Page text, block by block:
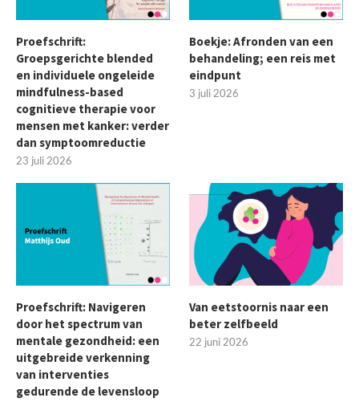
Proefschrift:
Groepsgerichte blended
en individuele ongeleide
mindfulness-based
cognitieve therapie voor
mensen met kanker: verder
dan symptoomreductie
23 juli 2026
Boekje: Afronden van een
behandeling; een reis met
eindpunt
3 juli 2026
Proefschrift: Navigeren
door het spectrum van
mentale gezondheid: een
uitgebreide verkenning
van interventies
gedurende de levensloop
Van eetstoornis naar een
beter zelfbeeld
22 juni 2026